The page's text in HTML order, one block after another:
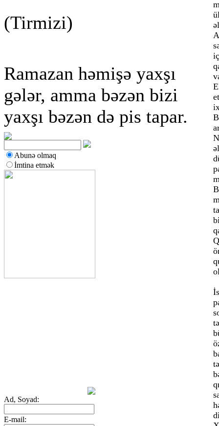
(Tirmizi)
Ramazan həmişə yaxşı
gələr, amma bəzən bizi
yaxşı bəzən də pis tapar.
Abunə olmaq
İmtina etmək
Ad, Soyad:
E-mail: